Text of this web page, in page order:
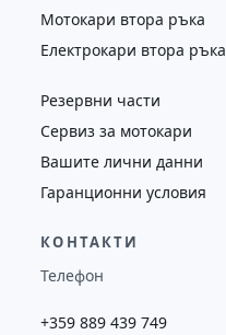
Мотокари втора ръка
Електрокари втора ръка
Резервни части
Сервиз за мотокари
Вашите лични данни
Гаранционни условия
КОНТАКТИ
Телефон
+359 889 439 749